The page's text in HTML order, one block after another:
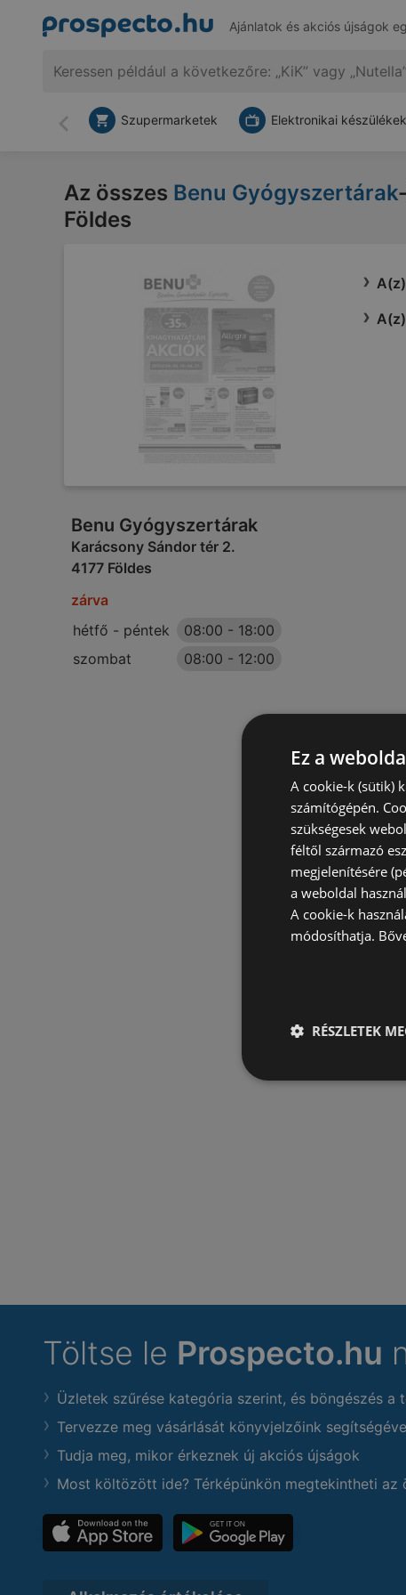
Ajánlatok és akciós újságok
Vissza
Szupermarketek Elektronikai készülékek
Az összes Benu Gyógyszertárak
Földes
Benu Gyógyszertárak
Karácsony Sándor tér 2.
4177 Földes
zárva
hétfő - péntek
08:00 - 18:00
szombat
08:00 - 12:00
Töltse le Prospecto.hu
Üzletek szűrése kategória szerint, és böngészés
Tervezze meg vásárlását könyvjelzőink
Tudja meg, mikor érkeznek új akciós újságok
Most költözött ide? Térképünkön megtekintheti az
Ez a
A cookie-k (sütik)
számítógépén.
szükségesek
féltől származó
megjelenítésére
a weboldal
A cookie-k
módosíthatja.
RÉSZLETEK